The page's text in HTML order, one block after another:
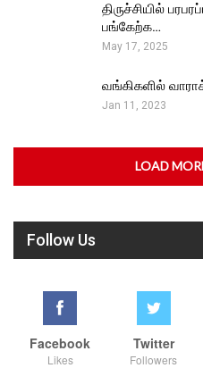
திருச்சியில்
பங்கேற்க…
May 17, 2025
வங்கிகளில்
Jan 11, 2023
LOAD
Follow Us
Facebook
Likes
Twitter
Followers